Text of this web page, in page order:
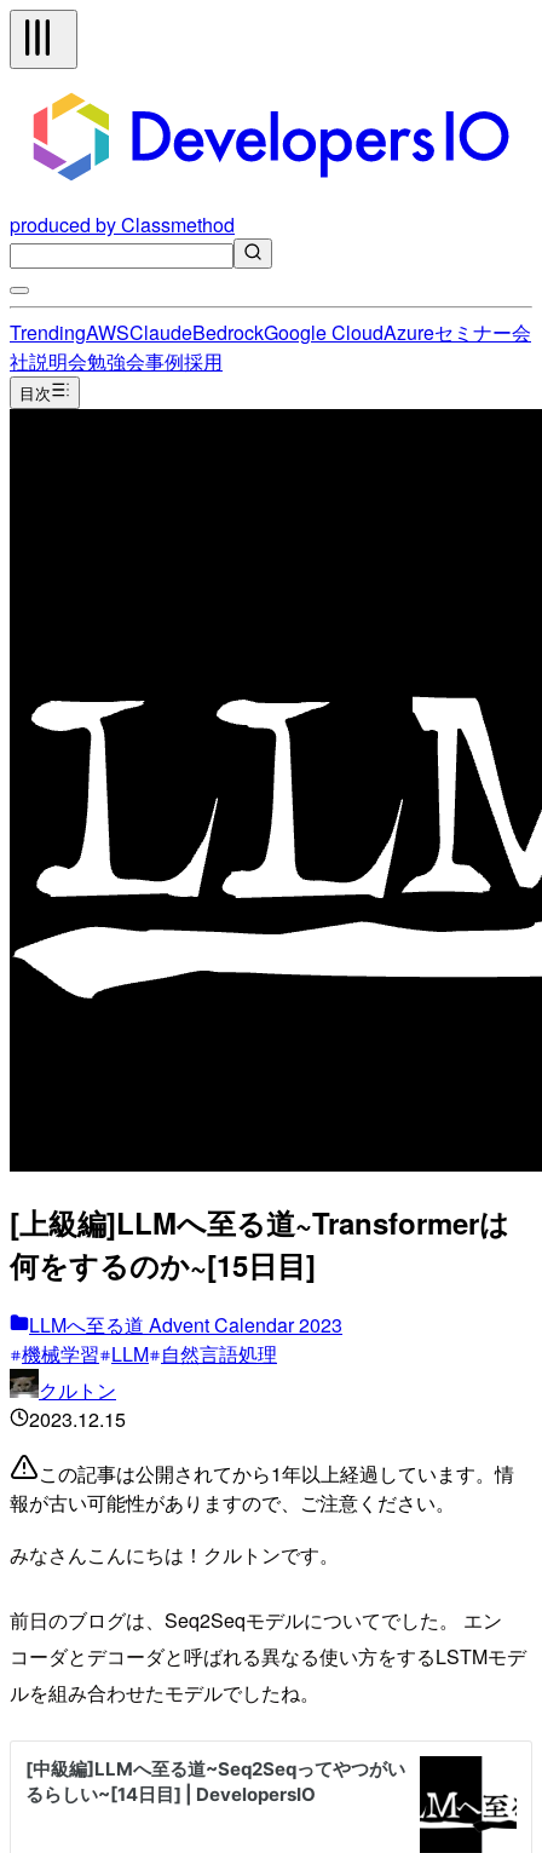
produced by Classmethod
TrendingAWSClaudeBedrockGoogle CloudAzureセミナー会
社説明会勉強会事例採用
目次
[上級編]LLMへ至る道~Transformerは
何をするのか~[15日目]
LLMへ至る道 Advent Calendar 2023
機械学習 LLM 自然言語処理
クルトン
2023.12.15
この記事は公開されてから1年以上経過しています。情
報が古い可能性がありますので、ご注意ください。
みなさんこんにちは！クルトンです。
前日のブログは、Seq2Seqモデルについてでした。 エン
コーダとデコーダと呼ばれる異なる使い方をするLSTMモデ
ルを組み合わせたモデルでしたね。